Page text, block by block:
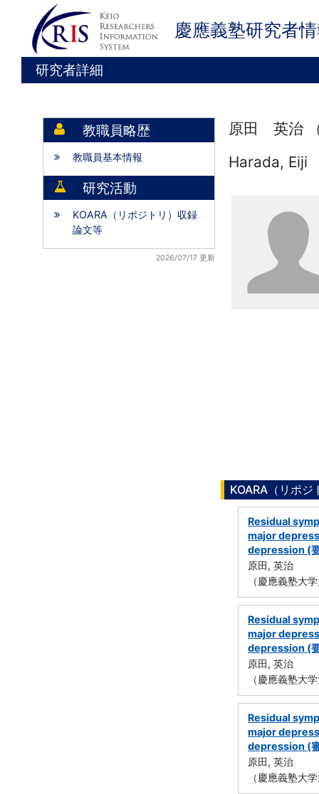
慶應義塾研究者
研究者詳細
教職員略歴
教職員基本情報
研究活動
KOARA（リポジトリ）収録
論文等
2026/07/17 更新
原田 英治
Harada, Eiji
KOARA（リポ
Residual
major
depression (
原田, 英治
（慶應義塾大
Residual
major
depression (
原田, 英治
（慶應義塾大
Residual
major
depression (
原田, 英治
（慶應義塾大